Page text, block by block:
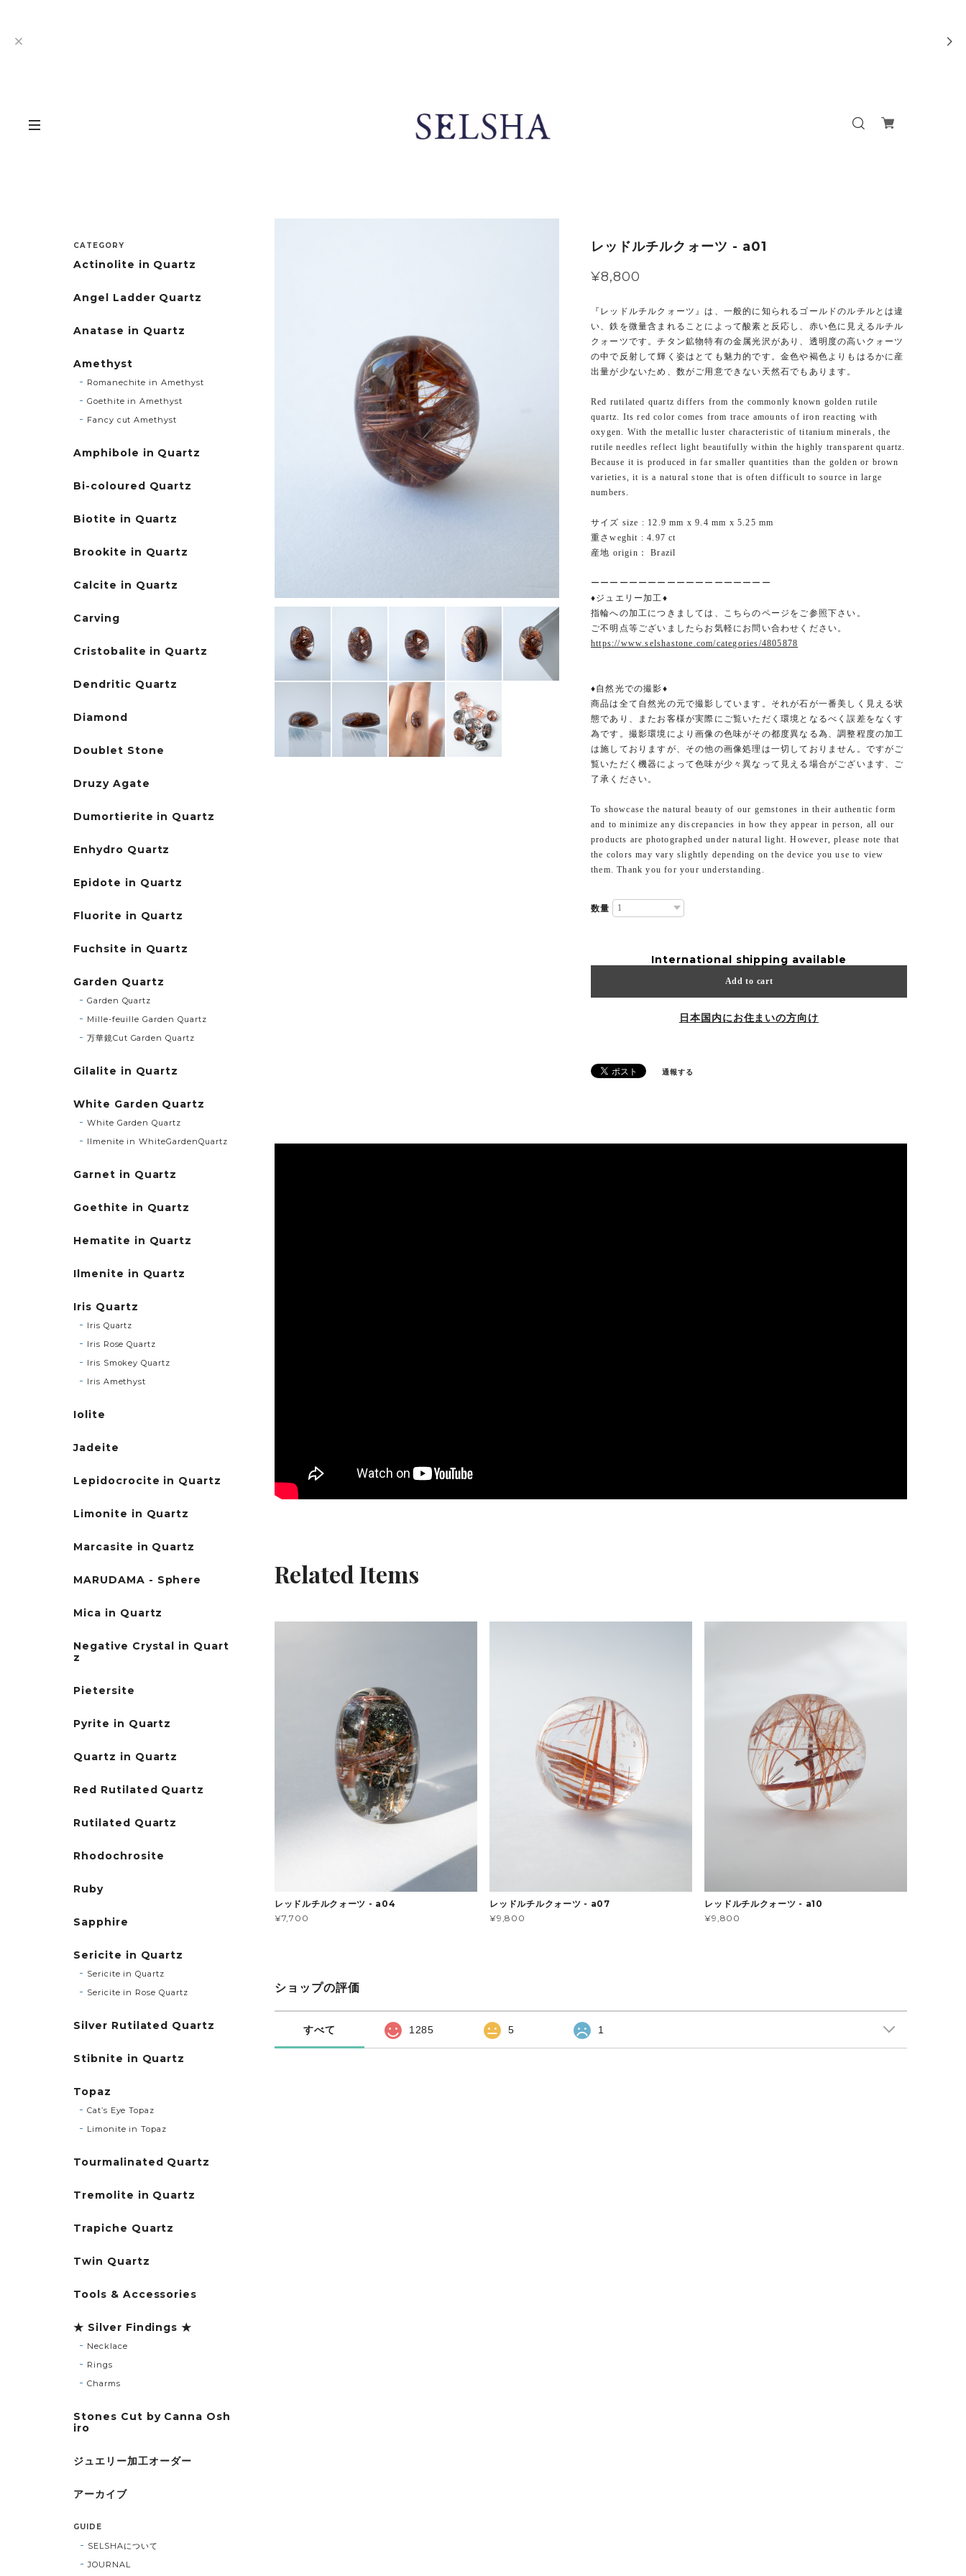
レッドルチルクォーツ - a01
¥8,800
『レッドルチルクォーツ』は、一般的に知られるゴールドのルチルとは違
い、鉄を微量含まれることによって酸素と反応し、赤い色に見えるルチル
クォーツです。チタン鉱物特有の金属光沢があり、透明度の高いクォーツ
の中で反射して輝く姿はとても魅力的です。金色や褐色よりもはるかに産
出量が少ないため、数がご用意できない天然石でもあります。
Red rutilated quartz differs from the commonly known golden rutile
quartz. Its red color comes from trace amounts of iron reacting with
oxygen. With the metallic luster characteristic of titanium minerals, the
rutile needles reflect light beautifully within the highly transparent quartz.
Because it is produced in far smaller quantities than the golden or brown
varieties, it is a natural stone that is often difficult to source in large
numbers.
サイズ size : 12.9 mm x 9.4 mm x 5.25 mm
重さweghit : 4.97 ct
産地 origin： Brazil
ーーーーーーーーーーーーーーーーーーー
♦ジュエリー加工♦
指輪への加工につきましては、こちらのページをご参照下さい。
ご不明点等ございましたらお気軽にお問い合わせください。
https://www.selshastone.com/categories/4805878
♦︎自然光での撮影♦︎
商品は全て自然光の元で撮影しています。それが石が一番美しく見える状
態であり、またお客様が実際にご覧いただく環境となるべく誤差をなくす
為です。撮影環境により画像の色味がその都度異なる為、調整程度の加工
は施しておりますが、その他の画像処理は一切しておりません。ですがご
覧いただく機器によって色味が少々異なって見える場合がございます、ご
了承ください。
To showcase the natural beauty of our gemstones in their authentic form
and to minimize any discrepancies in how they appear in person, all our
products are photographed under natural light. However, please note that
the colors may vary slightly depending on the device you use to view
them. Thank you for your understanding.
数量
International shipping available
Add to cart
日本国内にお住まいの方向け
通報する
Related Items
レッドルチルクォーツ - a04
¥7,700
レッドルチルクォーツ - a07
¥9,800
レッドルチルクォーツ - a10
¥9,800
ショップの評価
すべて 1285 5 1
CATEGORY
Actinolite in Quartz
Angel Ladder Quartz
Anatase in Quartz
Amethyst
Romanechite in Amethyst
Goethite in Amethyst
Fancy cut Amethyst
Amphibole in Quartz
Bi-coloured Quartz
Biotite in Quartz
Brookite in Quartz
Calcite in Quartz
Carving
Cristobalite in Quartz
Dendritic Quartz
Diamond
Doublet Stone
Druzy Agate
Dumortierite in Quartz
Enhydro Quartz
Epidote in Quartz
Fluorite in Quartz
Fuchsite in Quartz
Garden Quartz
Garden Quartz
Mille-feuille Garden Quartz
万華鏡Cut Garden Quartz
Gilalite in Quartz
White Garden Quartz
White Garden Quartz
Ilmenite in WhiteGardenQuartz
Garnet in Quartz
Goethite in Quartz
Hematite in Quartz
Ilmenite in Quartz
Iris Quartz
Iris Quartz
Iris Rose Quartz
Iris Smokey Quartz
Iris Amethyst
Iolite
Jadeite
Lepidocrocite in Quartz
Limonite in Quartz
Marcasite in Quartz
MARUDAMA - Sphere
Mica in Quartz
Negative Crystal in Quart
z
Pietersite
Pyrite in Quartz
Quartz in Quartz
Red Rutilated Quartz
Rutilated Quartz
Rhodochrosite
Ruby
Sapphire
Sericite in Quartz
Sericite in Quartz
Sericite in Rose Quartz
Silver Rutilated Quartz
Stibnite in Quartz
Topaz
Cat’s Eye Topaz
Limonite in Topaz
Tourmalinated Quartz
Tremolite in Quartz
Trapiche Quartz
Twin Quartz
Tools & Accessories
★ Silver Findings ★
Necklace
Rings
Charms
Stones Cut by Canna Osh
iro
ジュエリー加工オーダー
アーカイブ
GUIDE
SELSHAについて
JOURNAL